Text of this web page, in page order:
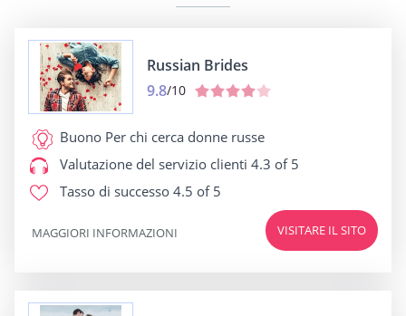
Russian Brides
9.8/10
Buono Per chi cerca donne russe
Valutazione del servizio clienti 4.3 of 5
Tasso di successo 4.5 of 5
VISITARE IL SITO
MAGGIORI INFORMAZIONI